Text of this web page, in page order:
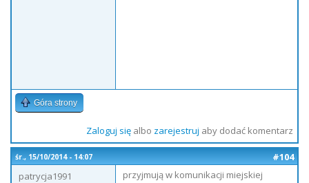
Góra strony
Zaloguj sięalbo zarejestruj aby dodać komentarz
śr., 15/10/2014 - 14:07
#104
patrycja1991
przyjmują w komunikacji miejskiej